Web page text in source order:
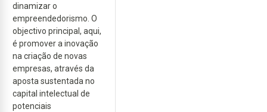
dinamizar o
empreendedorismo. O
objectivo principal, aqui,
é promover a inovação
na criação de novas
empresas, através da
aposta sustentada no
capital intelectual de
potenciais